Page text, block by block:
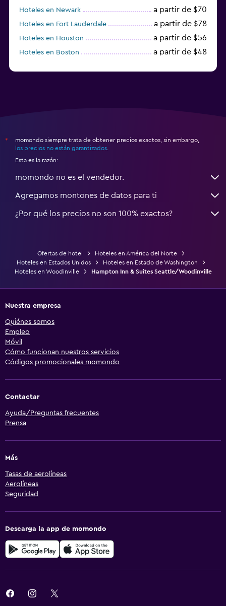
Hoteles en Newark a partir de $70
Hoteles en Fort Lauderdale a partir de $78
Hoteles en Houston a partir de $56
Hoteles en Boston a partir de $48
*
momondo siempre trata de obtener precios exactos, sin embargo,
los precios no están garantizados
Esta es la razón:
momondo no es el vendedor.
Agregamos montones de datos para ti
¿Por qué los precios no son 100% exactos?
Ofertas de hotel
Hoteles en América del Norte
Hoteles en Estados Unidos
Hoteles en Estado de Washington
Hoteles en Woodinville
Hampton Inn & Suites Seattle/Woodinville
Nuestra empresa
Quiénes somos
Empleo
Móvil
Cómo funcionan nuestros servicios
Códigos promocionales momondo
Contactar
Ayuda/Preguntas frecuentes
Prensa
Más
Tasas de aerolíneas
Aerolíneas
Seguridad
Descarga la app de momondo